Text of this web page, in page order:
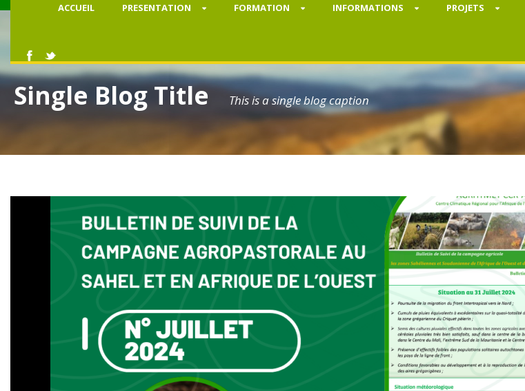
ACCUEIL PRESENTATION FORMATION INFORMATIONS PROJETS
Single Blog Title This is a single blog caption